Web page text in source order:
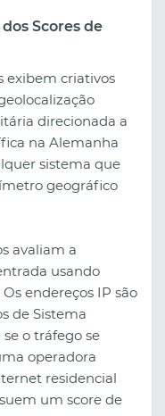
Scores de
exibem criativos
direcionada a
na Alemanha
sistema que
geográfico
avaliam a
usando
endereços IP são
de Sistema
o tráfego se
operadora
residencial
um score de